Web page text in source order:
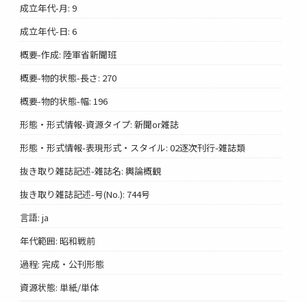
成立年代-月: 9
成立年代-日: 6
概要-作成: 陸軍省新聞班
概要-物的状態-長さ: 270
概要-物的状態-幅: 196
形態・形式情報-資源タイプ: 新聞or雑誌
形態・形式情報-表現形式・スタイル: 02逐次刊行-雑誌類
抜き取り雑誌記述-雑誌名: 輿論概観
抜き取り雑誌記述-号(No.): 744号
言語: ja
年代範囲: 昭和戦前
過程: 完成・公刊形態
資源状態: 単紙/単体